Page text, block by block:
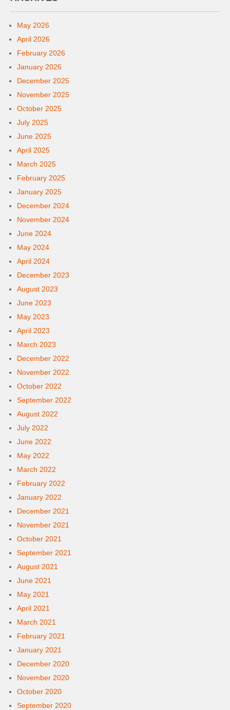
May 2026
April 2026
February 2026
January 2026
December 2025
November 2025
October 2025
July 2025
June 2025
April 2025
March 2025
February 2025
January 2025
December 2024
November 2024
June 2024
May 2024
April 2024
December 2023
August 2023
June 2023
May 2023
April 2023
March 2023
December 2022
November 2022
October 2022
September 2022
August 2022
July 2022
June 2022
May 2022
March 2022
February 2022
January 2022
December 2021
November 2021
October 2021
September 2021
August 2021
June 2021
May 2021
April 2021
March 2021
February 2021
January 2021
December 2020
November 2020
October 2020
September 2020